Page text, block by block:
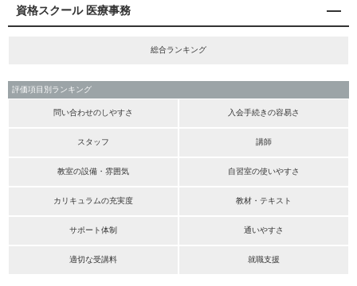
資格スクール 医療事務
総合ランキング
評価項目別ランキング
問い合わせのしやすさ 入会手続きの容易さ
スタッフ 講師
教室の設備・雰囲気 自習室の使いやすさ
カリキュラムの充実度 教材・テキスト
サポート体制 通いやすさ
適切な受講料 就職支援